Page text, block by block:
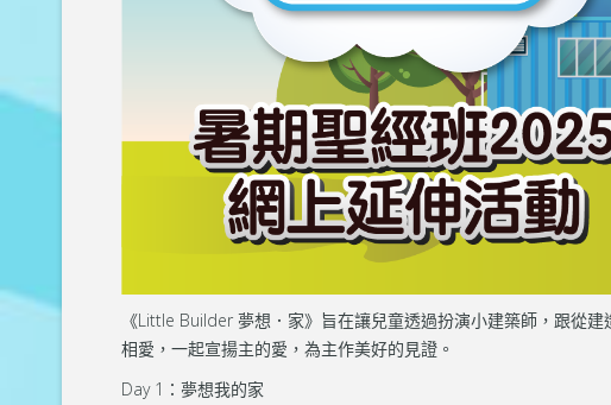
《Little Builder 夢想．家》旨在讓兒童透過扮演小建築師，跟從
相愛，一起宣揚主的愛，為主作美好的見證。
Day 1：夢想我的家